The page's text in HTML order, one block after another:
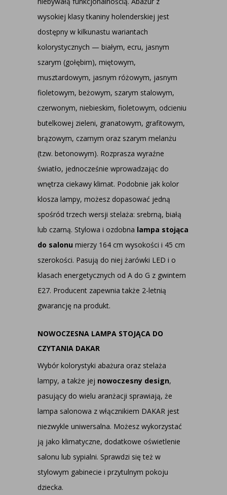
wysokiej klasy tkaniny holenderskiej jest
dostępny w kilkunastu wariantach
kolorystycznych — białym, ecru, jasnym
szarym (gołębim), miętowym,
musztardowym, jasnym różowym, jasnym
fioletowym, beżowym, szarym stalowym,
czerwonym, niebieskim, fioletowym, odcieniu
butelkowej zieleni, granatowym, grafitowym,
brązowym, czarnym oraz szarym melanżu
(tzw. betonowym). Rozprasza wyraźne
światło, jednocześnie wprowadzając do
wnętrza ciekawy klimat. Podobnie jak kolor
klosza lampy, możesz dopasować jedną
spośród trzech wersji stelaża: srebrną, białą
lub czarną. Stylowa i ozdobna lampa stojąca
do salonu mierzy 164 cm wysokości i 45 cm
szerokości. Pasują do niej żarówki LED i o
klasach energetycznych od A do G z gwintem
E27. Producent zapewnia także 2-letnią
gwarancję na produkt.
NOWOCZESNA LAMPA STOJĄCA DO
CZYTANIA DAKAR
Wybór kolorystyki abażura oraz stelaża
lampy, a także jej nowoczesny design,
pasujący do wielu aranżacji sprawiają, że
lampa salonowa z włącznikiem DAKAR jest
niezwykle uniwersalna. Możesz wykorzystać
ją jako klimatyczne, dodatkowe oświetlenie
salonu lub sypialni. Sprawdzi się też w
stylowym gabinecie i przytulnym pokoju
dziecka.